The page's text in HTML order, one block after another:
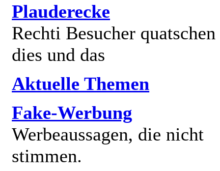
Plauderecke
Rechti Besucher
dies und das
Aktuelle Themen
Fake-Werbung
Werbeaussagen, die nicht
stimmen.